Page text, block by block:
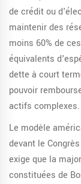
de crédit ou
maintenir des
moins 60% de
équivalents
dette à court
pouvoir
actifs complexes.
Le modèle
devant le
exige que la
constituées de